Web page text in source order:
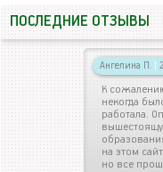
ПОСЛЕДНИЕ ОТЗЫВЫ
Ангелина П. |
К
некогда
работала.
на этом
но все